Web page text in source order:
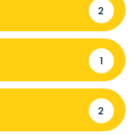
2
1
2